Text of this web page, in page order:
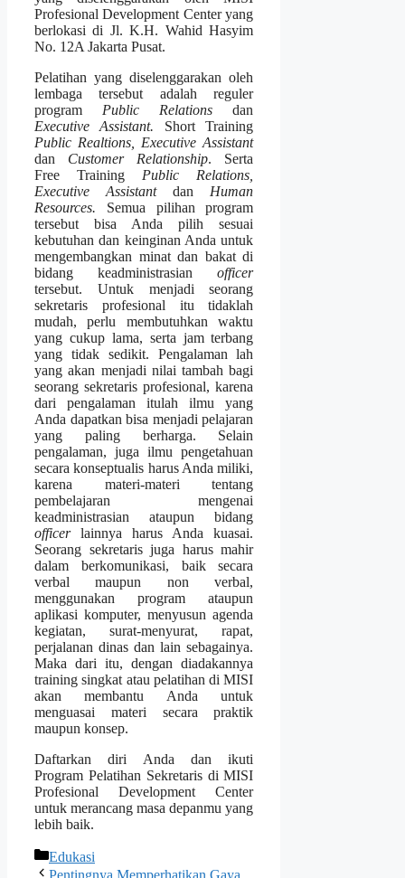
Profesional Development Center yang
berlokasi di Jl. K.H. Wahid Hasyim
No. 12A Jakarta Pusat.
Pelatihan yang diselenggarakan oleh
lembaga tersebut adalah reguler
program Public Relationsdan
Executive Assistant. Short Training
Public Realtions, Executive Assistant
dan Customer Relationship. Serta
Free Training Public Relations,
Executive Assistantdan Human
Resources. Semua pilihan program
tersebut bisa Anda pilih sesuai
kebutuhan dan keinginan Anda untuk
mengembangkan minat dan bakat di
bidang keadministrasianofficer
tersebut. Untuk menjadi seorang
sekretaris profesional itu tidaklah
mudah, perlu membutuhkan waktu
yang cukup lama, serta jam terbang
yang tidak sedikit. Pengalaman lah
yang akan menjadi nilai tambah bagi
seorang sekretaris profesional, karena
dari pengalaman itulah ilmu yang
Anda dapatkan bisa menjadi pelajaran
yang paling berharga. Selain
pengalaman, juga ilmu pengetahuan
secara konseptualis harus Anda miliki,
karena materi-materi tentang
pembelajaran mengenai
keadministrasian ataupun bidang
officerlainnya harus Anda kuasai.
Seorang sekretaris juga harus mahir
dalam berkomunikasi, baik secara
verbal maupun non verbal,
menggunakan program ataupun
aplikasi komputer, menyusun agenda
kegiatan, surat-menyurat, rapat,
perjalanan dinas dan lain sebagainya.
Maka dari itu, dengan diadakannya
training singkat atau pelatihan di MISI
akan membantu Anda untuk
menguasai materi secara praktik
maupun konsep.
Daftarkan diri Anda dan ikuti
Program Pelatihan Sekretaris di MISI
Profesional Development Center
untuk merancang masa depanmu yang
lebih baik.
Categories
Edukasi